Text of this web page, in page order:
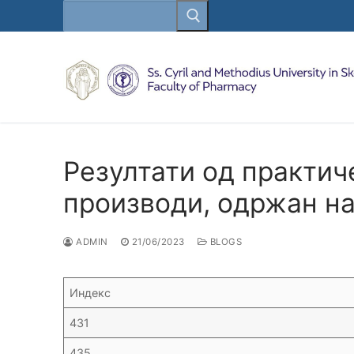
to
Search
Резултати од
производи, одржан
ADMIN 21/06/2023 BLOGS
Индекс
431